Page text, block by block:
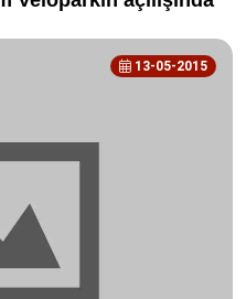
13-05-2015